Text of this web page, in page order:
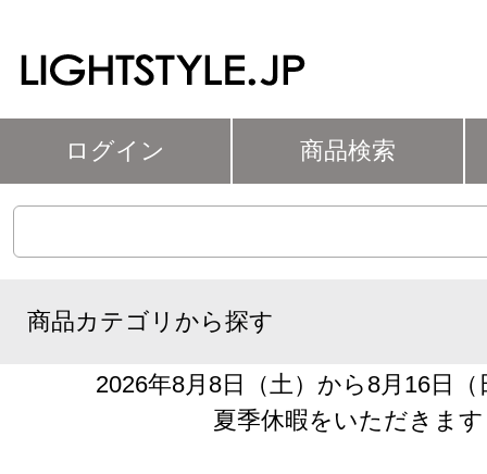
ログイン 商品検索
商品カテゴリから探す
2026年8月8日（土）から8月16日
夏季休暇をいただきます